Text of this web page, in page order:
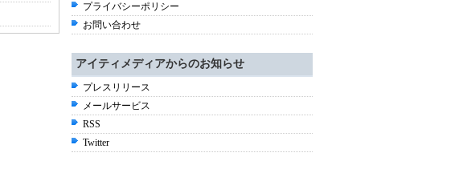
プライバシーポリシー
お問い合わせ
アイティメディアからのお知らせ
プレスリリース
メールサービス
RSS
Twitter